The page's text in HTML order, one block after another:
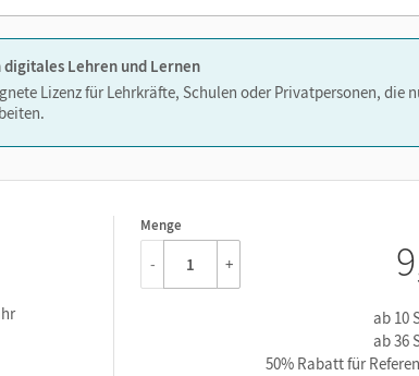
digitales Lehren und Lernen
Lizenz für Lehrkräfte, Schulen oder Privatpersonen, die
Menge
1
- +
ab 10
ab 36
50% Rabatt für